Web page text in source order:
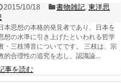
2015/10/18 書物雑記 ,東洋思
本思想の本格的発見者であり、日本を
想の水準に引き上げたといわれる哲学
・三枝博音についてです。 三枝は、宗
的合理性の追究を志し、認識論...
事を読む